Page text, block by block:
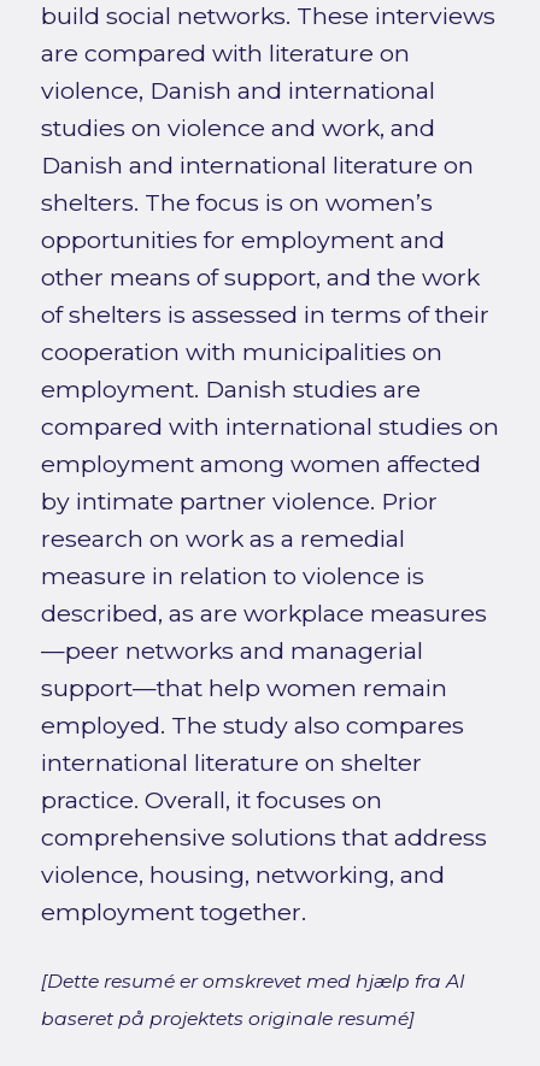
build social networks. These interviews
are compared with literature on
violence, Danish and international
studies on violence and work, and
Danish and international literature on
shelters. The focus is on women’s
opportunities for employment and
other means of support, and the work
of shelters is assessed in terms of their
cooperation with municipalities on
employment. Danish studies are
compared with international studies on
employment among women affected
by intimate partner violence. Prior
research on work as a remedial
measure in relation to violence is
described, as are workplace measures
—peer networks and managerial
support—that help women remain
employed. The study also compares
international literature on shelter
practice. Overall, it focuses on
comprehensive solutions that address
violence, housing, networking, and
employment together.
[Dette resumé er omskrevet med hjælp fra AI
baseret på projektets originale resumé]